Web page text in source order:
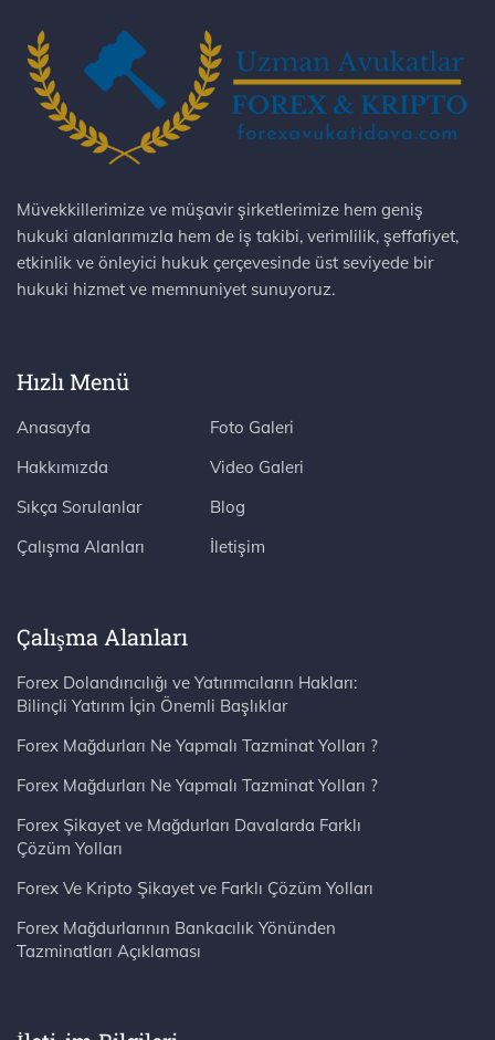
Müvekkillerimize ve müşavir şirketlerimize hem geniş
hukuki alanlarımızla hem de iş takibi, verimlilik, şeffafiyet,
etkinlik ve önleyici hukuk çerçevesinde üst seviyede bir
hukuki hizmet ve memnuniyet sunuyoruz.
Hızlı Menü
Anasayfa
Hakkımızda
Sıkça Sorulanlar
Çalışma Alanları
Foto Galeri
Video Galeri
Blog
İletişim
Çalışma Alanları
Forex Dolandırıcılığı ve Yatırımcıların Hakları:
Bilinçli Yatırım İçin Önemli Başlıklar
Forex Mağdurları Ne Yapmalı Tazminat Yolları ?
Forex Mağdurları Ne Yapmalı Tazminat Yolları ?
Forex Şikayet ve Mağdurları Davalarda Farklı
Çözüm Yolları
Forex Ve Kripto Şikayet ve Farklı Çözüm Yolları
Forex Mağdurlarının Bankacılık Yönünden
Tazminatları Açıklaması